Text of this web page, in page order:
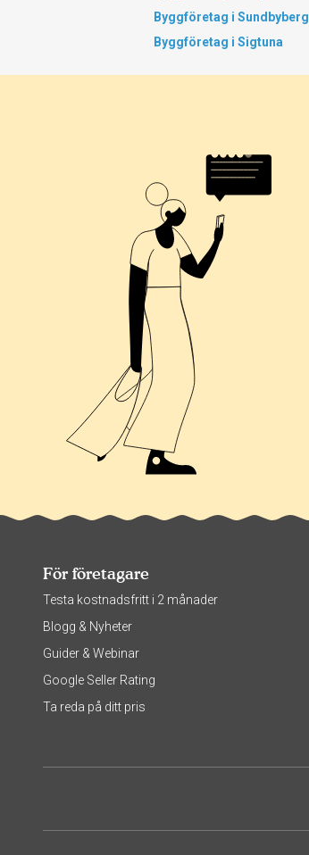
Byggföretag i Sundbyberg
Byggföretag i Sigtuna
För företagare
Testa kostnadsfritt i 2 månader
Blogg & Nyheter
Guider & Webinar
Google Seller Rating
Ta reda på ditt pris